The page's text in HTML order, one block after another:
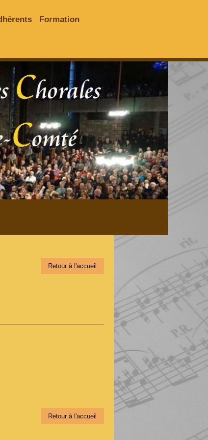
Formation
Retour à l'accueil
Retour à l'accueil